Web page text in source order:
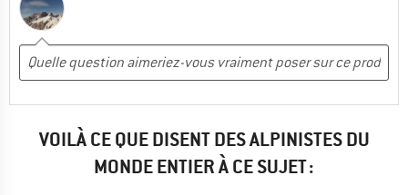
VOILÀ CE QUE DISENT DES ALPINISTES DU
MONDE ENTIER À CE SUJET :